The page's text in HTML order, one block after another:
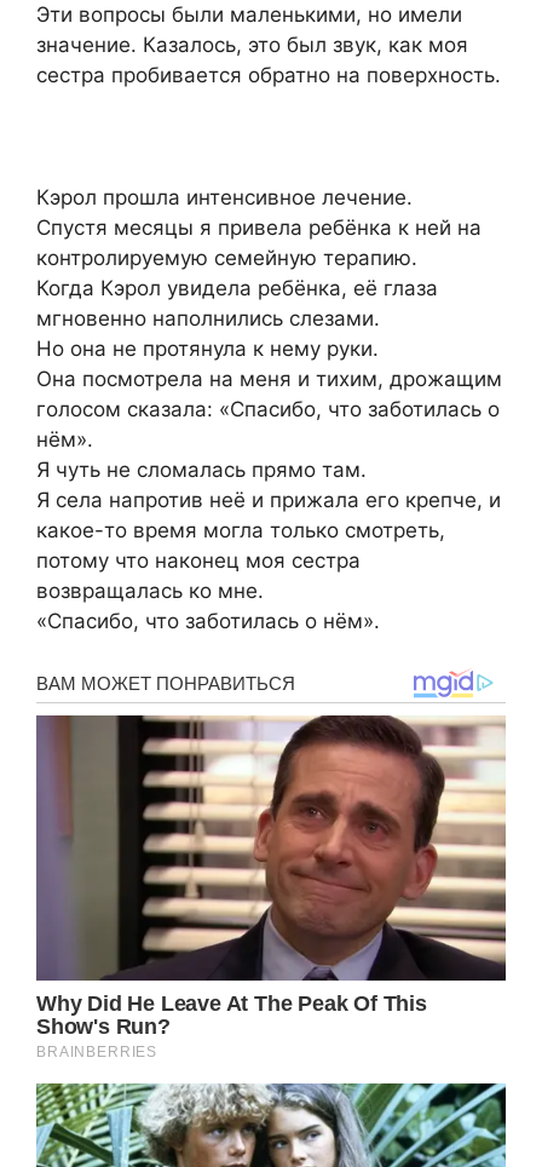
Эти вопросы были маленькими, но имели
значение. Казалось, это был звук, как моя
сестра пробивается обратно на поверхность.
Кэрол прошла интенсивное лечение.
Спустя месяцы я привела ребёнка к ней на
контролируемую семейную терапию.
Когда Кэрол увидела ребёнка, её глаза
мгновенно наполнились слезами.
Но она не протянула к нему руки.
Она посмотрела на меня и тихим, дрожащим
голосом сказала: «Спасибо, что заботилась о
нём».
Я чуть не сломалась прямо там.
Я села напротив неё и прижала его крепче, и
какое-то время могла только смотреть,
потому что наконец моя сестра
возвращалась ко мне.
«Спасибо, что заботилась о нём».